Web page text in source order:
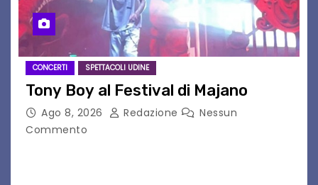
CONCERTI SPETTACOLI UDINE
Tony Boy al Festival di Majano
Ago 8, 2026 Redazione
Nessun
Commento